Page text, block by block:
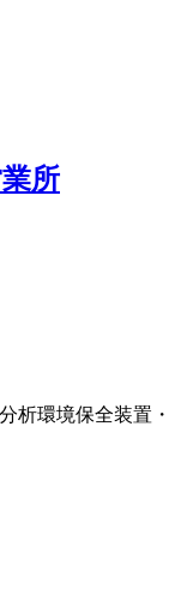
所
析環境保全装置・